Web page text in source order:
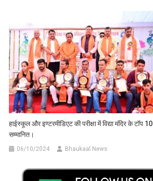
हाईस्कूल और इण्टरमीडिएट की परीक्षा में विद्या मंदिर के टॉप
सम्मानित।
06/10/2024 Bhaukaal News